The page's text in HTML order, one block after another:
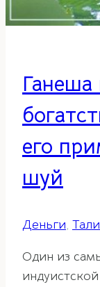
Ганеша
его
шуй
Деньги,
Один из